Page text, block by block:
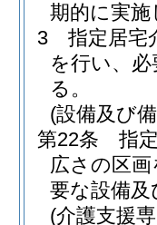
期的に実
3
指定居宅
を行い、
る。
(設備及び
第22条
指
広さの区
要な設備
(介護支援